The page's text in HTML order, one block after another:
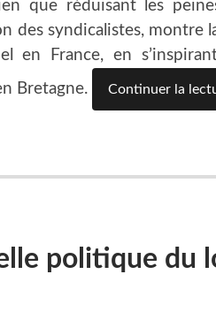
que réduisant les
des syndicalistes, montre
en France, en
Bretagne.
Continuer la
politique du